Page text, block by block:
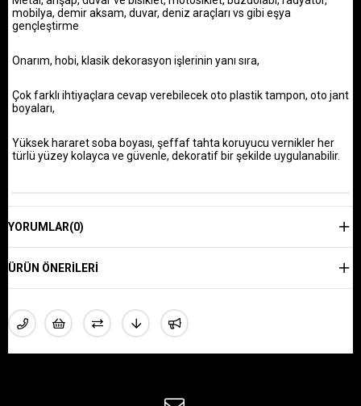
mobilya, demir aksam, duvar, deniz araçları vs gibi eşya
gençleştirme
Onarım, hobi, klasik dekorasyon işlerinin yanı sıra,
Çok farklı ihtiyaçlara cevap verebilecek oto plastik tampon, oto jant
boyaları,
Yüksek hararet soba boyası, şeffaf tahta koruyucu vernikler her
türlü yüzey kolayca ve güvenle, dekoratif bir şekilde uygulanabilir.
YORUMLAR(0)
ÜRÜN ÖNERILERI